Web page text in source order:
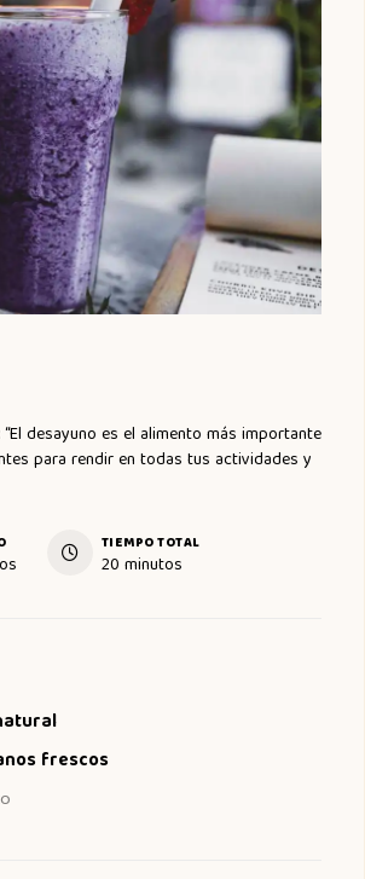
desayuno es el alimento más importante
para rendir en todas tus actividades y
TIEMPO TOTAL
20 minutos
frescos